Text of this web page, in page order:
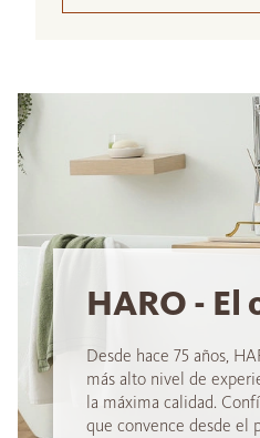
HARO - El
Desde hace 75 años,
más alto nivel de
la máxima calidad.
que convence desde el